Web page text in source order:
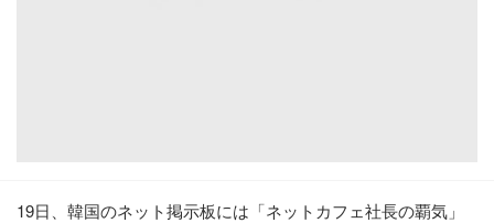
19日、韓国のネット掲示板には「ネットカフェ社長の覇気」